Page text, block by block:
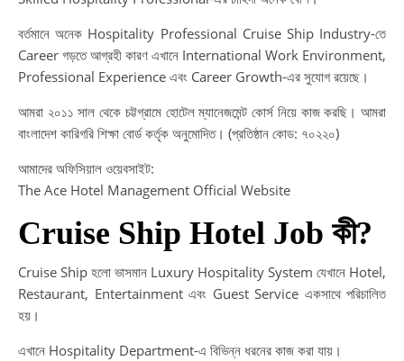
বর্তমানে অনেক Hospitality Professional Cruise Ship Industry-তে
Career গড়তে আগ্রহী কারণ এখানে International Work Environment,
Professional Experience এবং Career Growth-এর সুযোগ রয়েছে।
আমরা ২০১১ সাল থেকে চট্টগ্রামে হোটেল ম্যানেজমেন্ট কোর্স নিয়ে কাজ করছি। আমরা
বাংলাদেশ কারিগরি শিক্ষা বোর্ড কর্তৃক অনুমোদিত। (প্রতিষ্ঠান কোড: ৭০২২০)
আমাদের অফিসিয়াল ওয়েবসাইট:
The Ace Hotel Management Official Website
Cruise Ship Hotel Job কী?
Cruise Ship হলো ভাসমান Luxury Hospitality System যেখানে Hotel,
Restaurant, Entertainment এবং Guest Service একসাথে পরিচালিত
হয়।
এখানে Hospitality Department-এ বিভিন্ন ধরনের কাজ করা যায়।